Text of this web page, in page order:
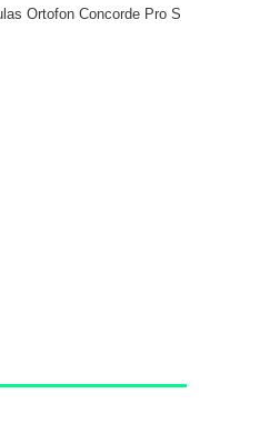
Ortofon Concorde Pro S